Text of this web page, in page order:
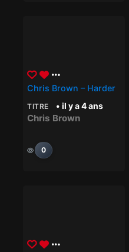
Chris Brown – Harder
TITRE • il y a 4 ans
Chris Brown
0